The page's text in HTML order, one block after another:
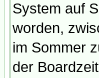
System auf
worden,
im Sommer
der